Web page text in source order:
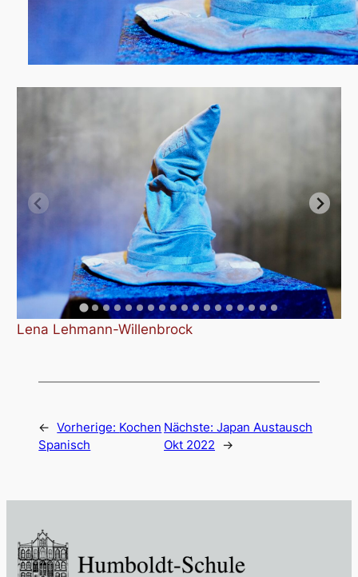
Lena Lehmann-Willenbrock
← Vorherige: Kochen
Spanisch
Nächste:Japan Austausch
Okt 2022
→